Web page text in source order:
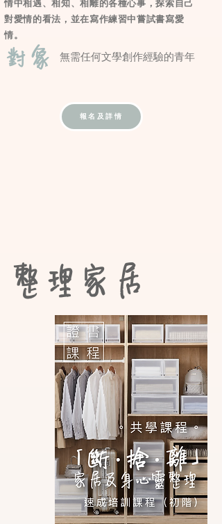
情中相遇、相知、相離的各種心事，探索自己
對愛情的看法，並在寫作練習中嘗試書寫愛
情。
無需任何文學創作經驗的青年
對象
報名及詳情
整理家居